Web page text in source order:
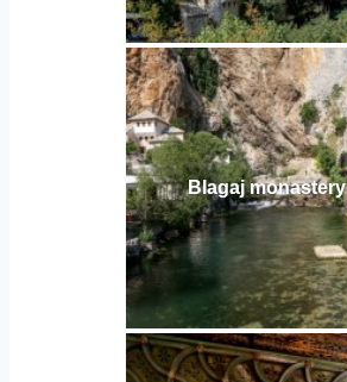
Blagaj monastery